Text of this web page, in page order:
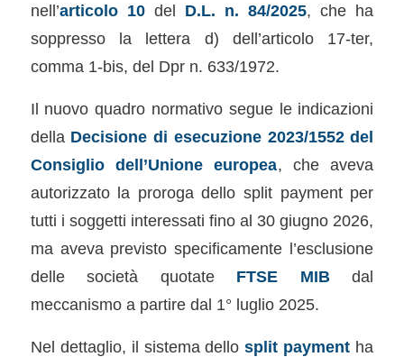
nell’articolo 10del D.L. n. 84/2025, che ha
soppresso la lettera d) dell’articolo 17-ter,
comma 1-bis, del Dpr n. 633/1972.
Il nuovo quadro normativo segue le indicazioni
della Decisione di esecuzione 2023/1552 del
Consiglio dell’Unione europea, che aveva
autorizzato la proroga dello split payment per
tutti i soggetti interessati fino al 30 giugno 2026,
ma aveva previsto specificamente l’esclusione
delle società quotate FTSE MIBdal
meccanismo a partire dal 1° luglio 2025.
Nel dettaglio, il sistema dellosplit payment ha